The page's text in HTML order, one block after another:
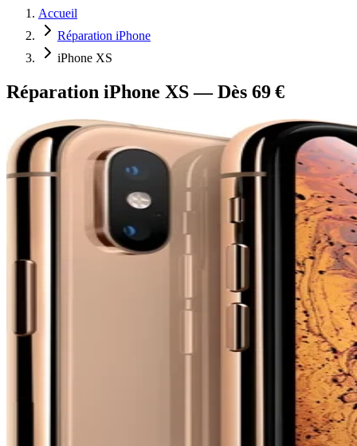
Accueil
Réparation iPhone
iPhone XS
Réparation iPhone XS — Dès 69 €